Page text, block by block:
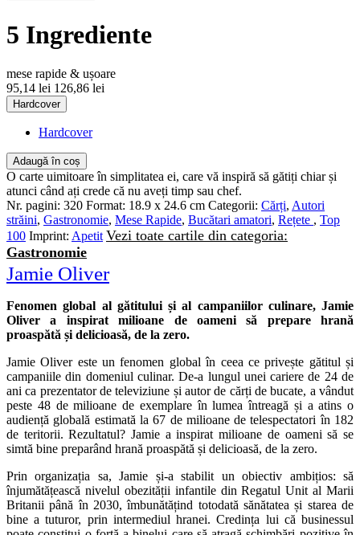
5 Ingrediente
mese rapide & ușoare
95,14 lei 126,86 lei
Hardcover
Hardcover
Adaugă în coș
O carte uimitoare în simplitatea ei, care vă inspiră să gătiți chiar și
atunci când ați crede că nu aveți timp sau chef.
Nr. pagini: 320 Format: 18.9 x 24.6 cm Categorii: Cărți, Autori
străini, Gastronomie, Mese Rapide, Bucătari amatori, Rețete , Top
100 Imprint: Apetit Vezi toate cartile din categoria:
Gastronomie
Jamie Oliver
Fenomen global al gătitului și al campaniilor culinare, Jamie
Oliver a inspirat milioane de oameni să prepare hrană
proaspătă și delicioasă, de la zero.
Jamie Oliver este un fenomen global în ceea ce privește gătitul și
campaniile din domeniul culinar. De-a lungul unei cariere de 24 de
ani ca prezentator de televiziune și autor de cărți de bucate, a vândut
peste 48 de milioane de exemplare în lumea întreagă și a atins o
audiență globală estimată la 67 de milioane de telespectatori în 182
de teritorii. Rezultatul? Jamie a inspirat milioane de oameni să se
simtă bine preparând hrană proaspătă și delicioasă, de la zero.
Prin organizația sa, Jamie și-a stabilit un obiectiv ambițios: să
înjumătățească nivelul obezității infantile din Regatul Unit al Marii
Britanii până în 2030, îmbunătățind totodată sănătatea și starea de
bine a tuturor, prin intermediul hranei. Credința lui că businessul